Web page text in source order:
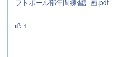
フトボール部年間練習計画.pdf
1